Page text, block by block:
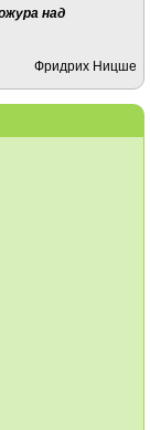
над
Фридрих Ницше